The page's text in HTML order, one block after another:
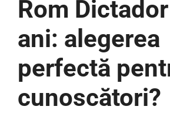
Rom
ani: alegerea
perfectă
cunoscători?